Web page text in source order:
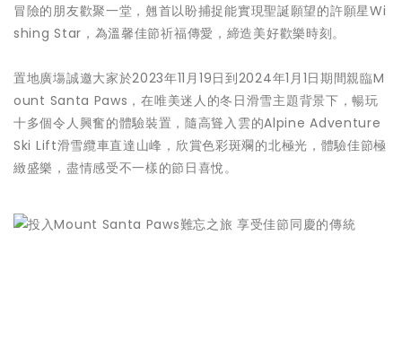
冒險的朋友歡聚一堂，翹首以盼捕捉能實現聖誕願望的許願星Wi
shing Star，為溫馨佳節祈福傳愛，締造美好歡樂時刻。
置地廣塲誠邀大家於2023年11月19日到2024年1月1日期間親臨M
ount Santa Paws，在唯美迷人的冬日滑雪主題背景下，暢玩
十多個令人興奮的體驗裝置，隨高聳入雲的Alpine Adventure
Ski Lift滑雪纜車直達山峰，欣賞色彩斑斕的北極光，體驗佳節極
緻盛樂，盡情感受不一樣的節日喜悅。